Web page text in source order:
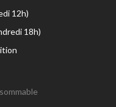
12h)
18h)